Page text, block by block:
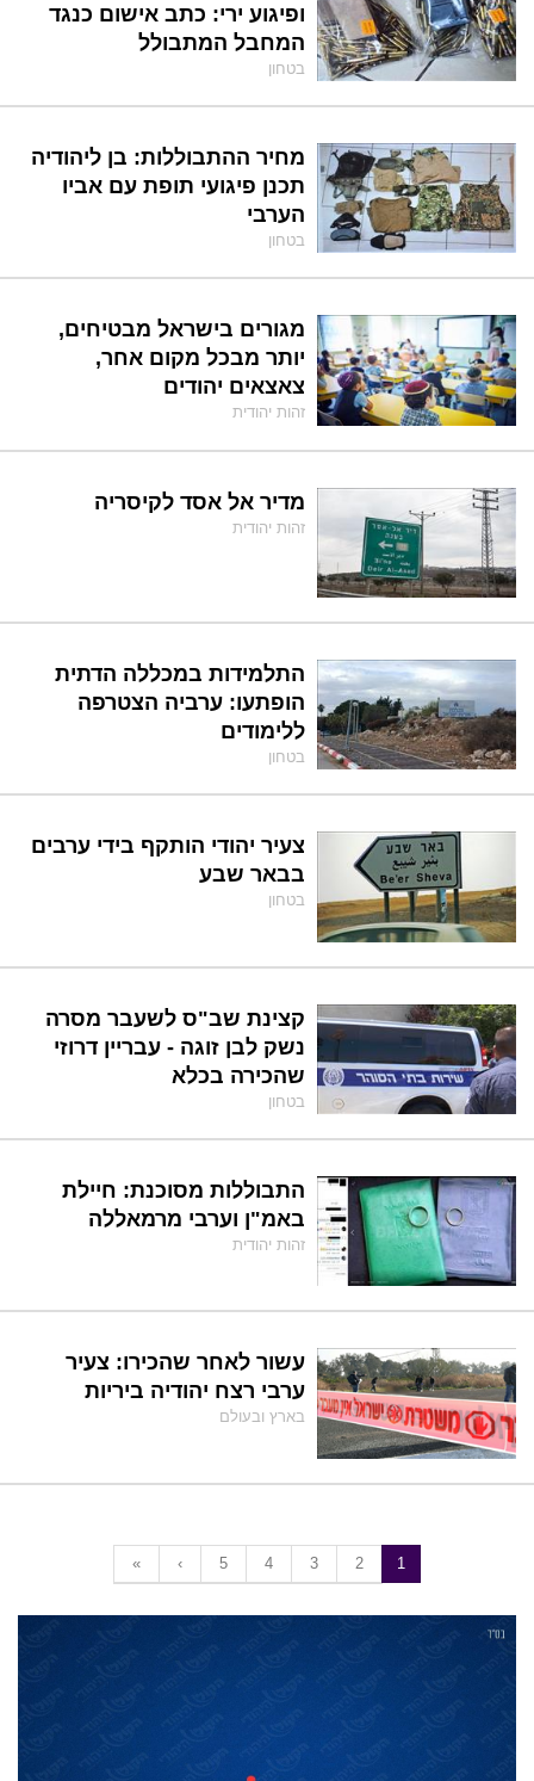
ופיגוע ירי: כתב אישום כנגד
המחבל המתבולל
בטחון
מחיר ההתבוללות: בן ליהודיה
תכנן פיגועי תופת עם אביו
הערבי
בטחון
מגורים בישראל מבטיחים,
יותר מבכל מקום אחר,
צאצאים יהודים
זהות יהודית
מדיר אל אסד לקיסריה
זהות יהודית
התלמידות במכללה הדתית
הופתעו: ערביה הצטרפה
ללימודים
בטחון
צעיר יהודי הותקף בידי ערבים
בבאר שבע
בטחון
קצינת שב"ס לשעבר מסרה
נשק לבן זוגה - עבריין דרוזי
שהכירה בכלא
בטחון
התבוללות מסוכנת: חיילת
באמ"ן וערבי מרמאללה
זהות יהודית
עשור לאחר שהכירו: צעיר
ערבי רצח יהודיה ביריות
בארץ ובעולם
1
2
3
4
5
‹
«